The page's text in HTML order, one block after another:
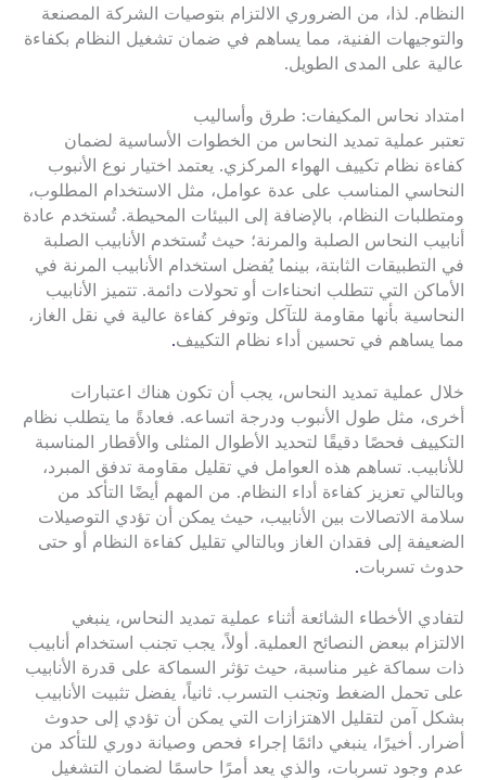
النظام. لذا، من الضروري الالتزام بتوصيات الشركة المصنعة
والتوجيهات الفنية، مما يساهم في ضمان تشغيل النظام بكفاءة
عالية على المدى الطويل.
امتداد نحاس المكيفات: طرق وأساليب
تعتبر عملية تمديد النحاس من الخطوات الأساسية لضمان
كفاءة نظام تكييف الهواء المركزي. يعتمد اختيار نوع الأنبوب
النحاسي المناسب على عدة عوامل، مثل الاستخدام المطلوب،
ومتطلبات النظام، بالإضافة إلى البيئات المحيطة. تُستخدم عادة
أنابيب النحاس الصلبة والمرنة؛ حيث تُستخدم الأنابيب الصلبة
في التطبيقات الثابتة، بينما يُفضل استخدام الأنابيب المرنة في
الأماكن التي تتطلب انحناءات أو تحولات دائمة. تتميز الأنابيب
النحاسية بأنها مقاومة للتآكل وتوفر كفاءة عالية في نقل الغاز،
مما يساهم في تحسين أداء نظام التكييف.
خلال عملية تمديد النحاس، يجب أن تكون هناك اعتبارات
أخرى، مثل طول الأنبوب ودرجة اتساعه. فعادةً ما يتطلب نظام
التكييف فحصًا دقيقًا لتحديد الأطوال المثلى والأقطار المناسبة
للأنابيب. تساهم هذه العوامل في تقليل مقاومة تدفق المبرد،
وبالتالي تعزيز كفاءة أداء النظام. من المهم أيضًا التأكد من
سلامة الاتصالات بين الأنابيب، حيث يمكن أن تؤدي التوصيلات
الضعيفة إلى فقدان الغاز وبالتالي تقليل كفاءة النظام أو حتى
حدوث تسربات.
لتفادي الأخطاء الشائعة أثناء عملية تمديد النحاس، ينبغي
الالتزام ببعض النصائح العملية. أولاً، يجب تجنب استخدام أنابيب
ذات سماكة غير مناسبة، حيث تؤثر السماكة على قدرة الأنابيب
على تحمل الضغط وتجنب التسرب. ثانياً، يفضل تثبيت الأنابيب
بشكل آمن لتقليل الاهتزازات التي يمكن أن تؤدي إلى حدوث
أضرار. أخيرًا، ينبغي دائمًا إجراء فحص وصيانة دوري للتأكد من
عدم وجود تسربات، والذي يعد أمرًا حاسمًا لضمان التشغيل